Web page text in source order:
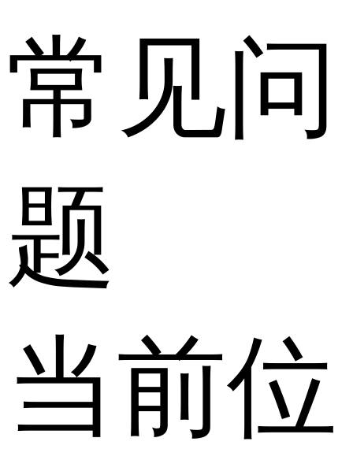
常见问
题
当前位